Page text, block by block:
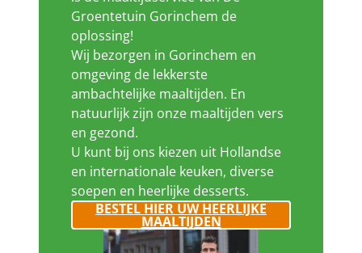
Groentetuin Gorinchem de
oplossing!
Wij bezorgen in Gorinchem en
omgeving de lekkerste
ambachtelijke maaltijden. En
natuurlijk zijn onze maaltijden vers
en gezond.
U kunt bij ons kiezen uit Hollandse
en internationale keuken, diverse
soepen en heerlijke desserts.
BESTEL HIER UW HEERLIJKE
MAALTIJDEN